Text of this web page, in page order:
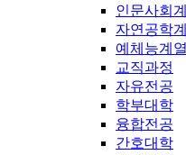
인문사회
자연공학
예체능계열
교직과정
자유전공
학부대학
융합전공
간호대학